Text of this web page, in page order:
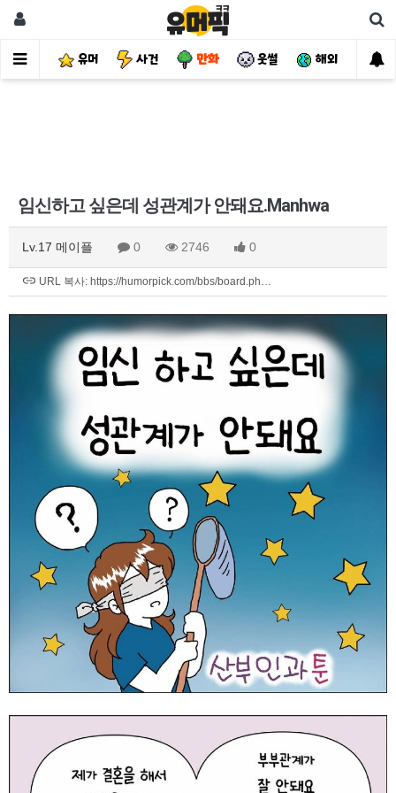
유머 사건 만화 웃썰 해외 핫
임신하고 싶은데 성관계가 안돼요.Manhwa
Lv.17 메이플 0 2746 0
URL 복사: https://humorpick.com/bbs/board.ph…